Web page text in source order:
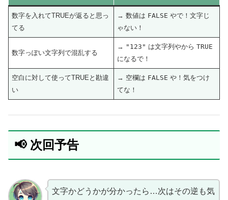
数字を入れてTRUEが返ると思っ
てる
→ 数値は FALSE やで！文字じ
ゃない！
数字っぽい文字列で混乱する
→ "123" は文字列やからTRUE
になるで！
空白に対して使ってTRUEと勘違
い
→ 空欄は FALSE や！気をつけ
てな！
📢 次回予告
文字かどうかが分かったら…次はその逆も気